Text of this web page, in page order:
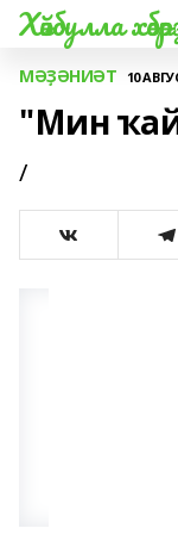
Хәйбулла
МӘҘӘНИӘТ 10
"Мин
/